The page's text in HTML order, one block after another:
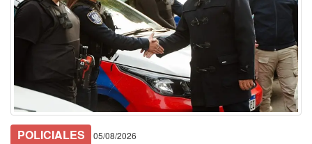
POLICIALES 05/08/2026